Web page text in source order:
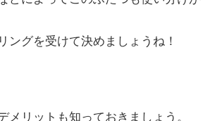
ングを受けて決めましょうね！
メリットも知っておきましょう。